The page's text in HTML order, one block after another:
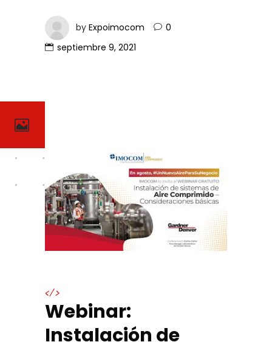
by Expoimocom
0
septiembre 9, 2021
</>
Webinar:
Instalación de